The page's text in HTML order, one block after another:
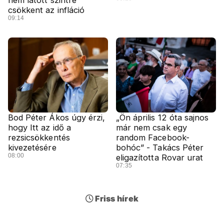
csökkent az infláció
09:14
Bod Péter Ákos úgy érzi,
hogy Itt az idő a
rezsicsökkentés
kivezetésére
08:00
„Ön április 12 óta sajnos
már nem csak egy
random Facebook-
bohóc” - Takács Péter
eligazította Rovar urat
07:35
Friss hírek